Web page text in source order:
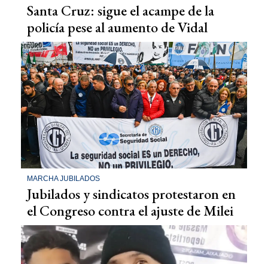
Santa Cruz: sigue el acampe de la
policía pese al aumento de Vidal
MARCHA JUBILADOS
Jubilados y sindicatos protestaron en
el Congreso contra el ajuste de Milei